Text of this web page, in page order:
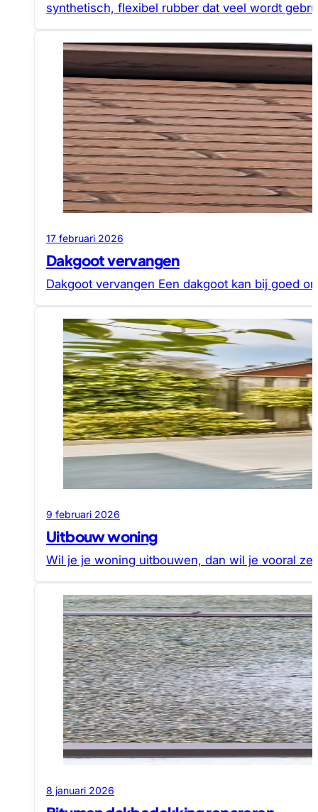
synthetisch, flexibel rubber dat veel wordt
17 februari 2026
Dakgoot vervangen
Dakgoot vervangen Een dakgoot kan bij goed
9 februari 2026
Uitbouw woning
Wil je je woning uitbouwen, dan wil je vooral
8 januari 2026